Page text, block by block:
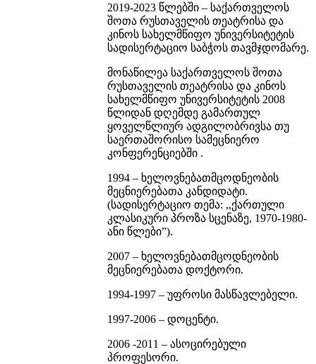
2019-2023 წლებში – საქართველოს
შოთა რუსთაველის თეატრისა და
კინოს სახელმწიფო უნივერსიტეტის
სადისერტაციო საბჭოს თავმჯდომარე.
მონაწილეა საქართველოს შოთა
რუსთაველის თეატრისა და კინოს
სახელმწიფო უნივერსიტეტის 2008
წლიდან დღემდე გამართულ
ყოველწლიურ ადგილობრივსა თუ
საერთაშორისო სამეცნიერო
კონფერენციებში .
1994 – ხელოვნებათმცოდნეობის
მეცნიერებათა კანდიდატი.
(სადისერტაციო თემა: ,,ქართული
კლასიკური პროზა სცენაზე, 1970-1980-
ანი წლები”).
2007 – ხელოვნებათმცოდნეობის
მეცნიერებათა დოქტორი.
1994-1997 – უფროსი მასწავლებელი.
1997-2006 – დოცენტი.
2006 -2011 – ასოცირებული
პროფესორი.